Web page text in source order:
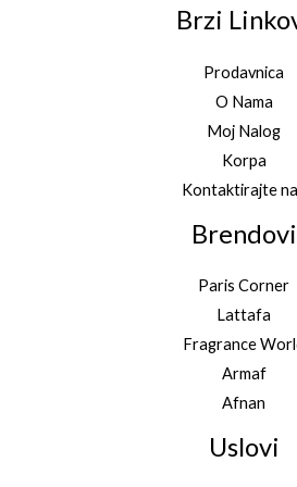
Brzi
Prodavnica
O Nama
Moj Nalog
Korpa
Kontaktirajte
Brendovi
Paris Corner
Lattafa
Fragrance
Armaf
Afnan
Uslovi